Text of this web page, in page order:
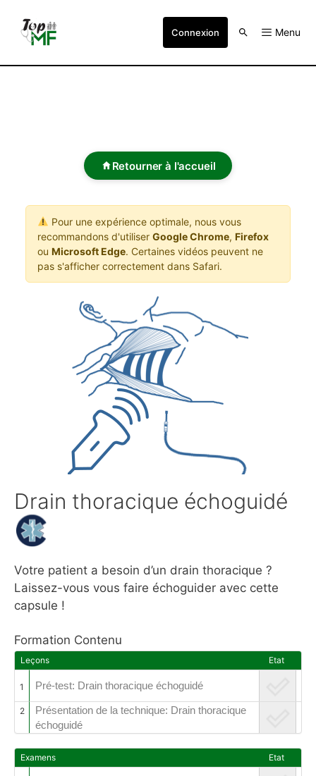
Connexion Menu
Retourner à l'accueil
Pour une expérience optimale, nous vous
recommandons d'utiliser Google Chrome, Firefox
ou Microsoft Edge. Certaines vidéos peuvent ne
pas s'afficher correctement dans Safari.
Drain thoracique échoguidé
Votre patient a besoin d’un drain thoracique ?
Laissez-vous vous faire échoguider avec cette
capsule !
Formation Contenu
Leçons Etat
1 Pré-test: Drain thoracique échoguidé
2
Présentation de la technique: Drain thoracique
échoguidé
Examens Etat